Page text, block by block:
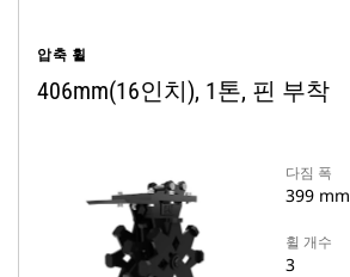
압축 휠
406mm(16인치), 1톤, 핀 부착
다짐 폭
399 mm
휠 개수
3